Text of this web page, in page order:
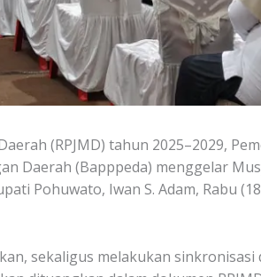
(RPJMD) tahun 2025–2029,
Daerah (Bapppeda) menggelar
Pohuwato, Iwan S. Adam, Rabu
sekaligus melakukan sinkronisasi